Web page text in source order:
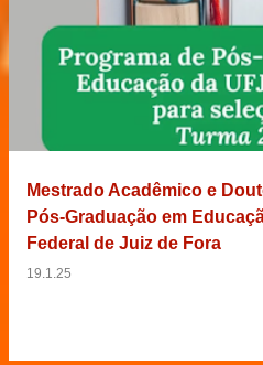
Mestrado Acadêmico e
Pós-Graduação em
Federal de Juiz de Fora
19.1.25